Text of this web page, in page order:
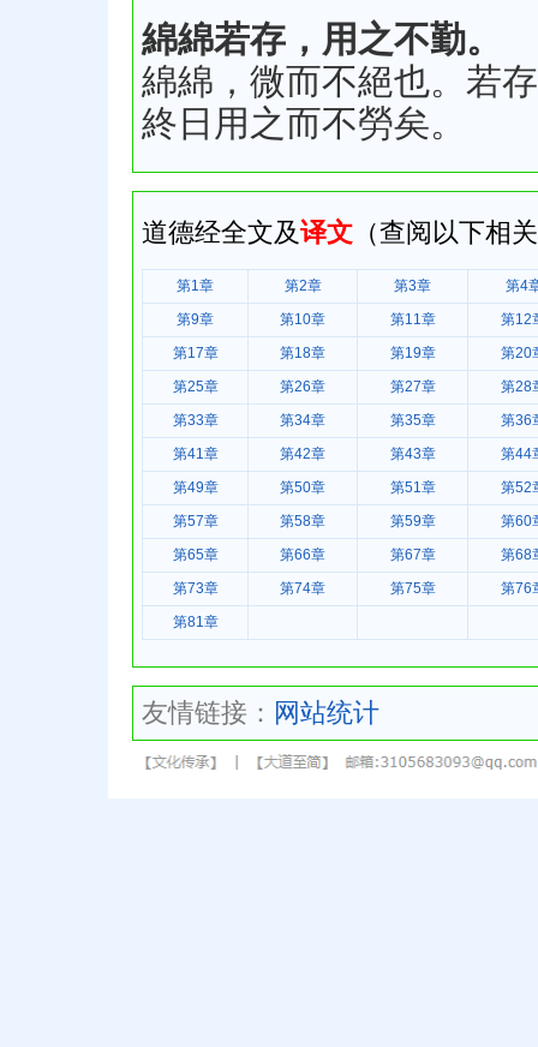
綿綿若存，用之不勤。
綿綿，微而不絕也。若
終日用之而不勞矣。
道德经全文及译文 （查阅以下相
第1章 第2章 第3章
第4
第9章
第10章 第11章
第12
第17章
第18章 第19章
第20
第25章
第26章 第27章
第28
第33章
第34章 第35章
第36
第41章
第42章 第43章
第44
第49章
第50章 第51章
第52
第57章
第58章 第59章
第60
第65章
第66章 第67章
第68
第73章
第74章 第75章
第76
第81章
友情链接： 网站统计